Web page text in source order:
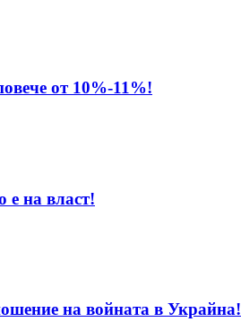
от 10%-11%!
е на власт!
на войната в Украйна!